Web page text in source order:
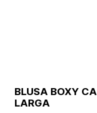
BLUSA BOXY
LARGA